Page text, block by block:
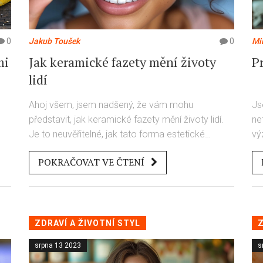
0 Jakub Toušek 0
Jak keramické fazety mění životy
lidí
Ahoj všem, jsem nadšený, že vám mohu
představit, jak keramické fazety mění životy lidí.
Je to neuvěřitelné, jak tato forma estetické
stomatologie může výrazně dopomoci ke
zlepšení úsměvu a tím i sebevědomí. V tomto
článku se podíváme na fascinující příběhy lidí, kteří
fazety a proč jsou tak populární. Tak pojďme na
to!
POKRAČOVAT VE ČTENÍ
ZDRAVÍ A ŽIVOTNÍ STYL
srpna 13 2023